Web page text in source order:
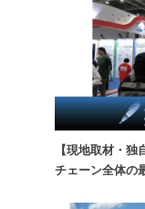
【現地取材・
チェーン全体の